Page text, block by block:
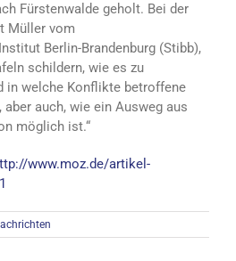
Fürstenwalde geholt. Bei der
Müller vom
Berlin-Brandenburg (Stibb),
schildern, wie es zu
in welche Konflikte betroffene
aber auch, wie ein Ausweg aus
möglich ist.“
www.moz.de/artikel-